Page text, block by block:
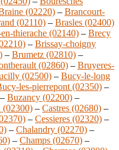
(02220) – Brancourt-
(02110) – Brasles (02400)
thierache (02140) – Brecy
– Brissay-choigny
– Brumetz (02810) –
(02860) – Bruyeres-
(02500) – Bucy-le-long
les-pierrepont (02350) –
– Buzancy (02200) –
(02300) – Castres (02680) –
– Cessieres (02320) –
– Chalandry (02270) –
– Champs (02670) –